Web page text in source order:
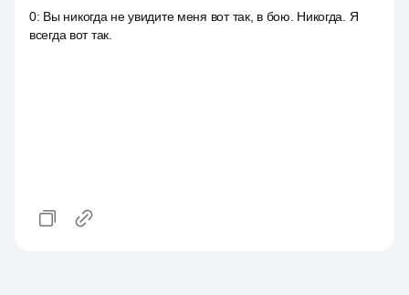
0: Вы никогда не увидите меня вот так, в бою. Никогда. Я
всегда вот так.